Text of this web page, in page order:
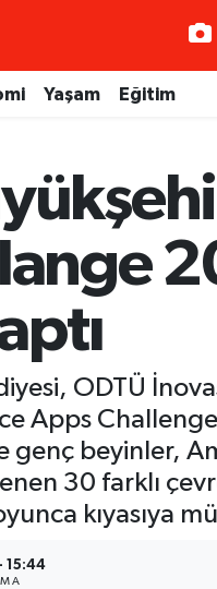
Yaşam Eğitim
ODTÜ
Apps
beyinler,
30 farklı
kıyasıya
15:44